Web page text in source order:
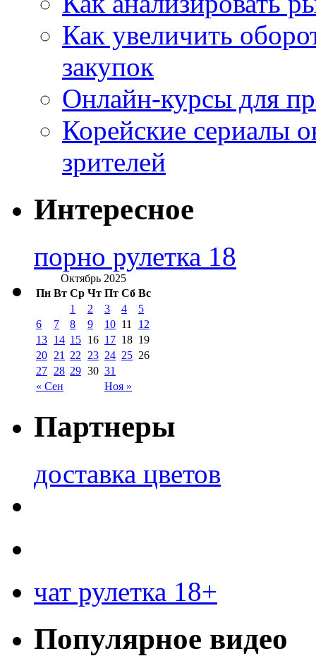
Как увеличить
закупок
Онлайн-курсы для
Корейские сериалы
зрителей
Интересное
порно рулетка 18
Октябрь 2025
Пн Вт Ср Чт Пт Сб Вс
« Сен Ноя »
1 2 3 4
5
6
7 8 9 10 11
12
13 14 15 16 17 18 19
20 21 22 23 24 25 26
27 28 29 30 31
Партнеры
доставка цветов
чат рулетка 18+
Популярное видео